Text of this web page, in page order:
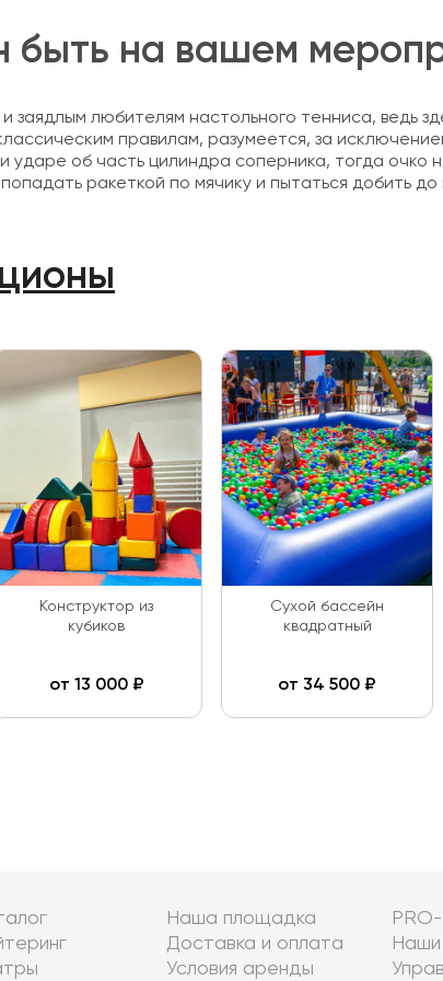
быть на вашем
заядлым любителям настольного тенниса, ведь
правилам, разумеется, за
ударе об часть цилиндра соперника, тогда очко
ракеткой по мячику и пытаться добить до
Конструктор из
кубиков
от 13 000₽
Сухой бассейн
квадратный
от 34 500 ₽
Наша площадка
Доставка и оплата
Условия аренды
Наши